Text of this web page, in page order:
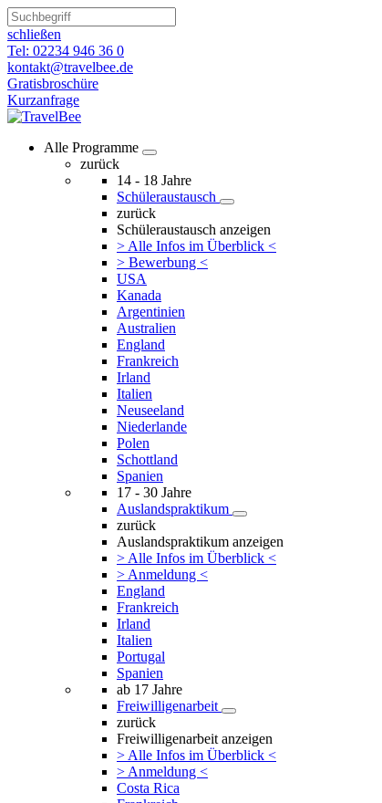
schließen
Tel: 02234 946 36 0
kontakt@travelbee.de
Gratisbroschüre
Kurzanfrage
Alle Programme
zurück
14 - 18 Jahre
Schüleraustausch
zurück
Schüleraustausch anzeigen
> Alle Infos im Überblick <
> Bewerbung <
USA
Kanada
Argentinien
Australien
England
Frankreich
Irland
Italien
Neuseeland
Niederlande
Polen
Schottland
Spanien
17 - 30 Jahre
Auslandspraktikum
zurück
Auslandspraktikum anzeigen
> Alle Infos im Überblick <
> Anmeldung <
England
Frankreich
Irland
Italien
Portugal
Spanien
ab 17 Jahre
Freiwilligenarbeit
zurück
Freiwilligenarbeit anzeigen
> Alle Infos im Überblick <
> Anmeldung <
Costa Rica